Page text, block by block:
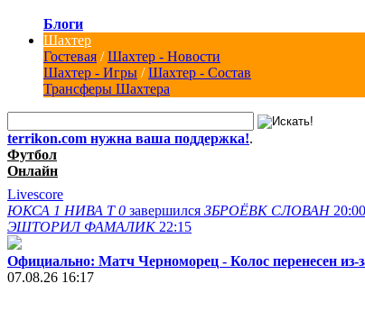
Блоги
Шахтер
Гостевая /Шахтер - Новости
Шахтер - Игры /Шахтер - Состав
Трансферы Шахтера
terrikon.com нужна ваша поддержка!.
Футбол
Онлайн
Livescore
ЮКСА 1 НИВА Т 0 завершился ЗБРОЁВК СЛОВАН 20:00
ЭШТОРИЛ ФАМАЛИК 22:15
Официально: Матч Черноморец - Колос перенесен из-
07.08.26 16:17